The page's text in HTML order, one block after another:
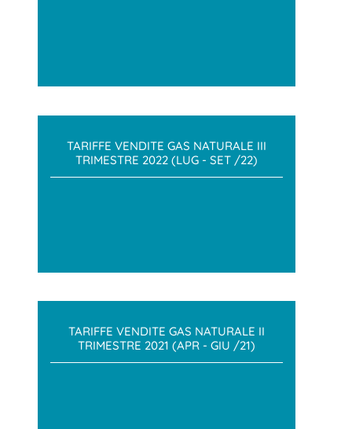
TARIFFE VENDITE GAS NATURALE III
TRIMESTRE 2022 (LUG - SET /22)
TARIFFE VENDITE GAS NATURALE II
TRIMESTRE 2021 (APR - GIU /21)